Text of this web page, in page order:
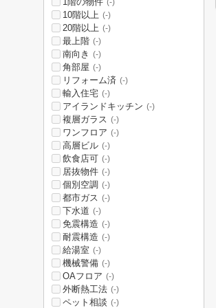
(-)
10階以上 (-)
20階以上 (-)
最上階 (-)
南向き (-)
角部屋 (-)
リフォーム済 (-)
輸入住宅 (-)
アイランドキッチン (-)
複層ガラス (-)
ワンフロア (-)
高層ビル (-)
飲食店可 (-)
居抜物件 (-)
個別空調 (-)
都市ガス (-)
下水道 (-)
免震構造 (-)
耐震構造 (-)
給湯室 (-)
機械警備 (-)
OAフロア (-)
外断熱工法 (-)
ペット相談 (-)